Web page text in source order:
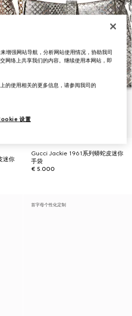
迷你
Gucci Jackie 1961系列蟒蛇皮迷你
手袋
€ 5.000
首字母个性化定制
增强网站导航，分析网站使用情况，协助我司
网络上共享我们的内容。继续使用本网站，即
的使用相关的更多信息，请参阅我司的
设置